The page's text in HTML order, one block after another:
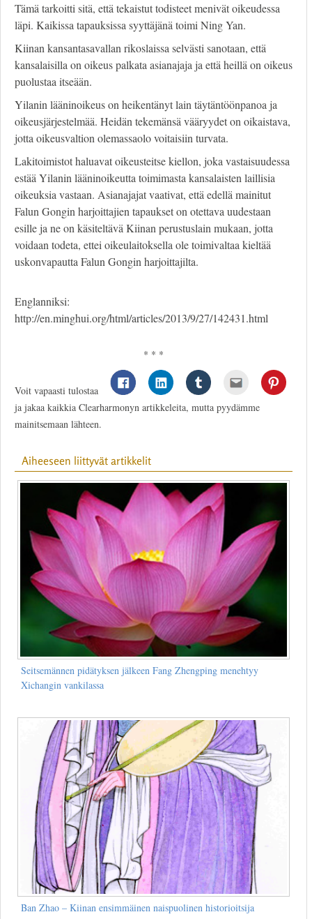
Tämä tarkoitti sitä, että tekaistut todisteet menivät oikeudessa
läpi. Kaikissa tapauksissa syyttäjänä toimi Ning Yan.
Kiinan kansantasavallan rikoslaissa selvästi sanotaan, että
kansalaisilla on oikeus palkata asianajaja ja että heillä on oikeus
puolustaa itseään.
Yilanin lääninoikeus on heikentänyt lain täytäntöönpanoa ja
oikeusjärjestelmää. Heidän tekemänsä vääryydet on oikaistava,
jotta oikeusvaltion olemassaolo voitaisiin turvata.
Lakitoimistot haluavat oikeusteitse kiellon, joka vastaisuudessa
estää Yilanin lääninoikeutta toimimasta kansalaisten laillisia
oikeuksia vastaan. Asianajajat vaativat, että edellä mainitut
Falun Gongin harjoittajien tapaukset on otettava uudestaan
esille ja ne on käsiteltävä Kiinan perustuslain mukaan, jotta
voidaan todeta, ettei oikeulaitoksella ole toimivaltaa kieltää
uskonvapautta Falun Gongin harjoittajilta.
Englanniksi:
http://en.minghui.org/html/articles/2013/9/27/142431.html
* * *
Voit vapaasti tulostaa
ja jakaa kaikkia Clearharmonyn artikkeleita, mutta pyydämme
mainitsemaan lähteen.
Aiheeseen liittyvät artikkelit
Seitsemännen pidätyksen jälkeen Fang Zhengping menehtyy
Xichangin vankilassa
Ban Zhao – Kiinan ensimmäinen naispuolinen historioitsija